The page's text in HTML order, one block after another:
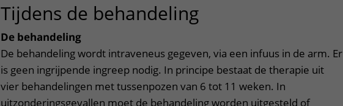
Tijdens de behandeling
De behandeling
De behandeling wordt intraveneus gegeven, via een infuus in de arm. Er
is geen ingrijpende ingreep nodig. In principe bestaat de therapie uit
vier behandelingen met tussenpozen van 6 tot 11 weken. In
uitzonderingsgevallen moet de behandeling worden uitgesteld of